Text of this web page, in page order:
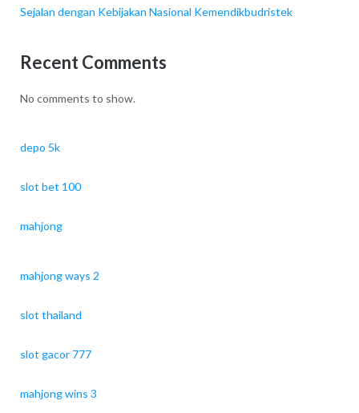
Sejalan dengan Kebijakan Nasional Kemendikbudristek
Recent Comments
No comments to show.
depo 5k
slot bet 100
mahjong
mahjong ways 2
slot thailand
slot gacor 777
mahjong wins 3